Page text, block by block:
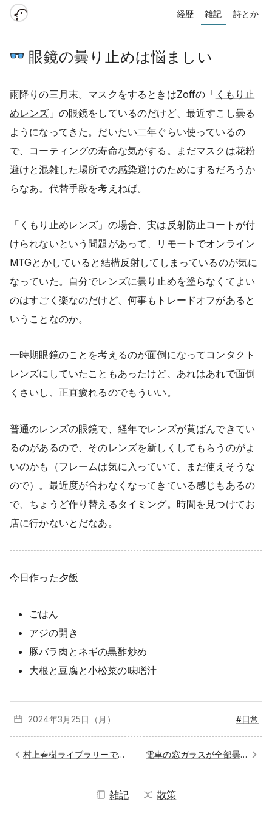
経歴 雑記 詩とか
眼鏡の曇り止めは悩ましい
雨降りの三月末。マスクをするときはZoffの「 くもり止
めレンズ 」の眼鏡をしているのだけど、最近すこし曇る
ようになってきた。だいたい二年ぐらい使っているの
で、コーティングの寿命な気がする。まだマスクは花粉
避けと混雑した場所での感染避けのためにするだろうか
らなあ。代替手段を考えねば。
「くもり止めレンズ」の場合、実は反射防止コートが付
けられないという問題があって、リモートでオンライン
MTGとかしていると結構反射してしまっているのが気に
なっていた。自分でレンズに曇り止めを塗らなくてよい
のはすごく楽なのだけど、何事もトレードオフがあると
いうことなのか。
一時期眼鏡のことを考えるのが面倒になってコンタクト
レンズにしていたこともあったけど、あれはあれで面倒
くさいし、正直疲れるのでもういい。
普通のレンズの眼鏡で、経年でレンズが黄ばんできてい
るのがあるので、そのレンズを新しくしてもらうのがよ
いのかも（フレームは気に入っていて、まだ使えそうな
ので）。最近度が合わなくなってきている感じもあるの
で、ちょうど作り替えるタイミング。時間を見つけてお
店に行かないとだなあ。
今日作った夕飯
ごはん
アジの開き
豚バラ肉とネギの黒酢炒め
大根と豆腐と小松菜の味噌汁
2024年3月 25日（月） #日常
村上春樹ライブラリーで開催されている安西水丸展に行ってきた 電車の窓ガラスが全部曇っている日
雑記 散策